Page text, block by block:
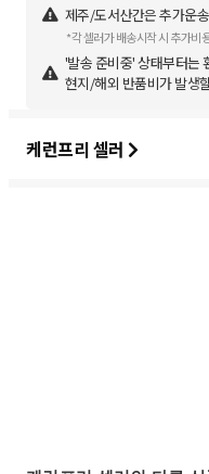
제주/도서산간은 추가운
*각 셀러가 배송시작 시 추가비
'발송 준비중' 상태부터는
현지/해외 반품비가 발생
케런프리 셀러